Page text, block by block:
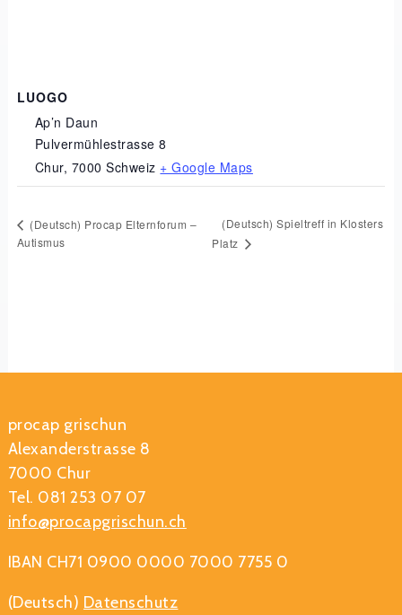
LUOGO
Ap’n Daun
Pulvermühlestrasse 8
Chur, 7000 Schweiz + Google Maps
(Deutsch) Procap Elternforum –
Autismus
(Deutsch) Spieltreff in Klosters
Platz
procap grischun
Alexanderstrasse 8
7000 Chur
Tel. 081 253 07 07
info@procapgrischun.ch
IBAN CH71 0900 0000 7000 7755 0
(Deutsch) Datenschutz